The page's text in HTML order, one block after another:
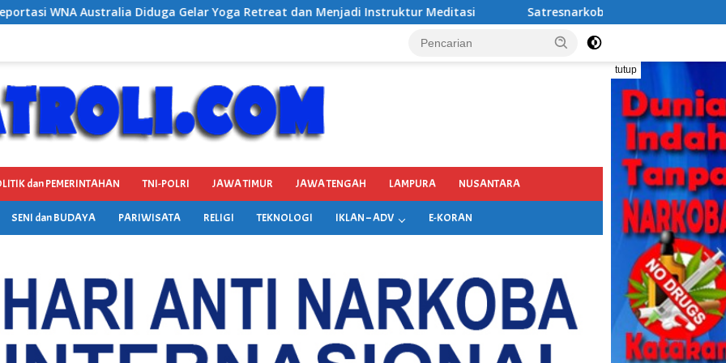
Yoga Retreat dan Menjadi Instruktur Meditasi Satresnarkoba Polres Pelabuhan Tanjung Perak Bongkar Tiga
tutup
dan PEMERINTAHAN TNI-POLRI JAWA TIMUR JAWA TENGAH LAMPURA NUSANTARA
SENI dan BUDAYA PARIWISATA RELIGI TEKNOLOGI IKLAN – ADV E-KORAN